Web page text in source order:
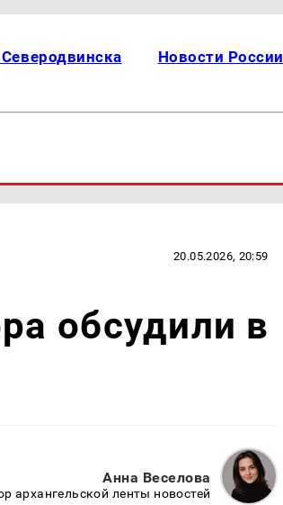
Новости России
20.05.2026, 20:59
обсудили в
Анна Веселова
архангельской ленты новостей